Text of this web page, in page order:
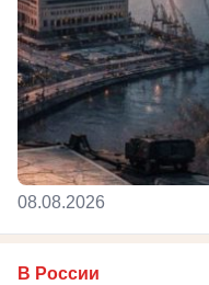
08.08.2026
В России